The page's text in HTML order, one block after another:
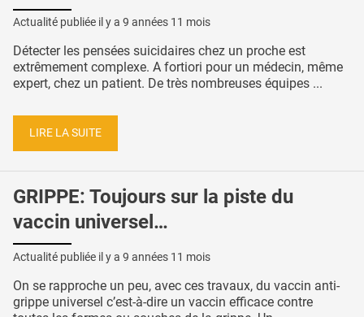
Actualité publiée il y a 9 années 11 mois
Détecter les pensées suicidaires chez un proche est
extrêmement complexe. A fortiori pour un médecin, même
expert, chez un patient. De très nombreuses équipes ...
LIRE LA SUITE
GRIPPE: Toujours sur la piste du
vaccin universel…
Actualité publiée il y a 9 années 11 mois
On se rapproche un peu, avec ces travaux, du vaccin anti-
grippe universel c’est-à-dire un vaccin efficace contre